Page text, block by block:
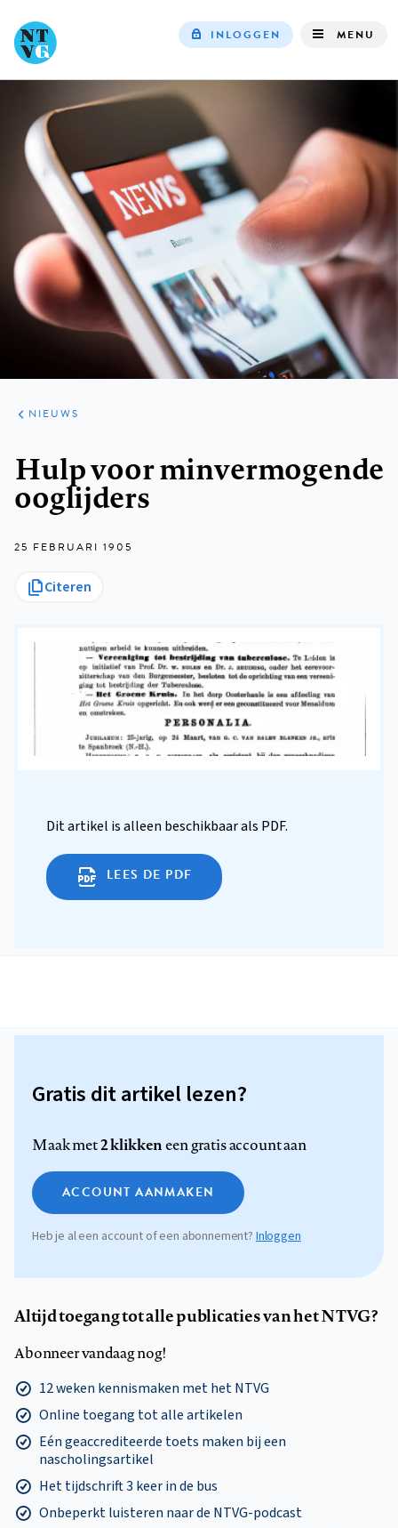
INLOGGEN MENU
ARTIKELEN
HET
KORT
NIEUWS
Hulp voor minvermogende
ooglijders
25 FEBRUARI 1905
Citeren
Dit artikel is alleen beschikbaar als PDF.
LEES DE PDF
Gratis dit artikel lezen?
Maak met2 klikkeneen gratis account aan
ACCOUNT AANMAKEN
Heb je al een account of een abonnement? Inloggen
Altijd toegang tot alle publicaties van het NTVG?
Abonneer vandaag nog!
12 weken kennismaken met het NTVG
Online toegang tot alle artikelen
Eén geaccrediteerde toets maken bij een
nascholingsartikel
Het tijdschrift 3 keer in de bus
Onbeperkt luisteren naar de NTVG-podcast